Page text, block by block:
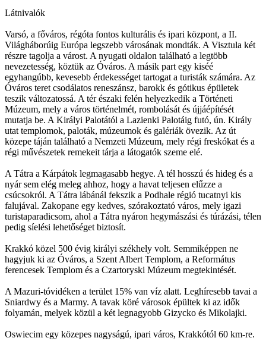
Látnivalók
Varsó, a főváros, régóta fontos kulturális és ipari központ, a II.
Világháborúig Európa legszebb városának mondták. A Visztula két
részre tagolja a várost. A nyugati oldalon található a legtöbb
nevezetesség, köztük az Óváros. A másik part egy kiséé
egyhangúbb, kevesebb érdekességet tartogat a turisták számára. Az
Óváros teret csodálatos reneszánsz, barokk és gótikus épületek
teszik változatossá. A tér északi felén helyezkedik a Történeti
Múzeum, mely a város történelmét, rombolását és újjáépítését
mutatja be. A Királyi Palotától a Lazienki Palotáig futó, ún. Király
utat templomok, paloták, múzeumok és galériák övezik. Az út
közepe táján található a Nemzeti Múzeum, mely régi freskókat és a
régi művészetek remekeit tárja a látogatók szeme elé.
A Tátra a Kárpátok legmagasabb hegye. A tél hosszú és hideg és a
nyár sem elég meleg ahhoz, hogy a havat teljesen elűzze a
csúcsokról. A Tátra lábánál fekszik a Podhale régió tucatnyi kis
falujával. Zakopane egy kedves, szórakoztató város, mely igazi
turistaparadicsom, ahol a Tátra nyáron hegymászási és túrázási, télen
pedig síelési lehetőséget biztosít.
Krakkó közel 500 évig királyi székhely volt. Semmiképpen ne
hagyjuk ki az Óváros, a Szent Albert Templom, a Református
ferencesek Templom és a Czartoryski Múzeum megtekintését.
A Mazuri-tóvidéken a terület 15% van víz alatt. Leghíresebb tavai a
Sniardwy és a Marmy. A tavak köré városok épültek ki az idők
folyamán, melyek közül a két legnagyobb Gizycko és Mikolajki.
Oswiecim egy közepes nagyságú, ipari város, Krakkótól 60 km-re.